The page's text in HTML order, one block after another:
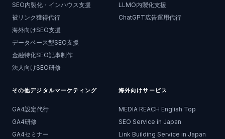
SEO内製化・インハウス支援
被リンク獲得代行
海外向けSEO支援
データベース型SEO支援
金融特化SEO記事制作
法人向けSEO研修
LLMO内製化支援
ChatGPT広告運用代行
その他デジタルマーケティング
GA4設定代行
GA4研修
GA4セミナー
海外向けサービス
MEDIA REACH English Top
SEO Service in Japan
Link Building Service in Japan